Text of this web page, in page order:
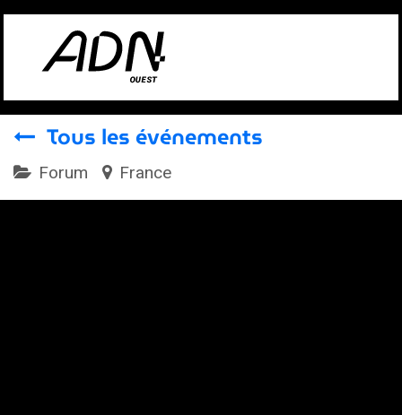
Se rendre au contenu
Tous les événements
Forum France